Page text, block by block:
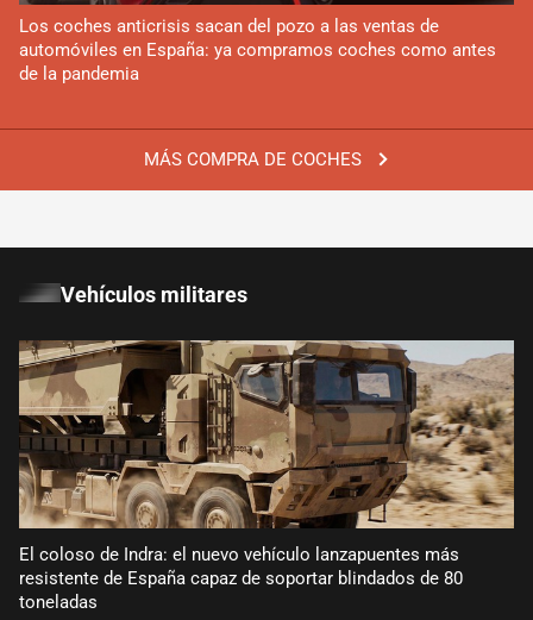
MÁS COMPRA DE COCHES
Los coches anticrisis sacan del pozo a las ventas de
automóviles en España: ya compramos coches como antes
de la pandemia
Vehículos militares
El coloso de Indra: el nuevo vehículo lanzapuentes más
resistente de España capaz de soportar blindados de 80
toneladas